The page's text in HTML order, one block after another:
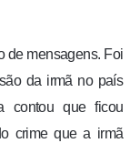
de mensagens. Foi
da irmã no país
contou que ficou
crime que a irmã